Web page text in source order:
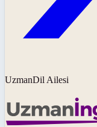
UzmanDil Ailesi